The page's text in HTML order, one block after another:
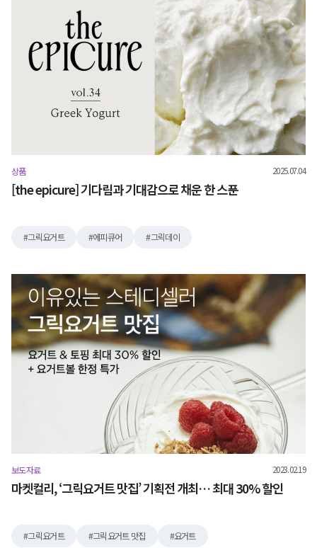
상품 2025.07.04
[the epicure] 기다림과 기대감으로 채운 한 스푼
그릭요거트 에피큐어 그릭데이
보도자료 2023.02.19
마켓컬리, ‘그릭요거트 맛집’ 기획전 개최… 최대 30% 할인
그릭요거트 그릭요거트 맛집 요거트